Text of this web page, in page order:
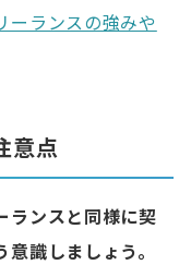
ーランスの強みや
意点
ランスと同様に契
識しましょう。